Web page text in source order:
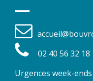
02 40 56 32 18
Urgences week-